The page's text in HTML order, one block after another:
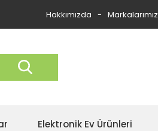
Hakkımızda Markalarımız
Elektronik Ev Ürünleri